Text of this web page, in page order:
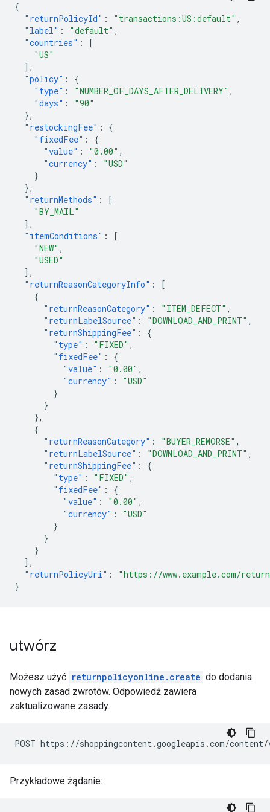
{
"returnPolicyId" : "transactions:US:default" ,
"label" : "default" ,
"countries" :
[
"US"
],
"policy" :
{
"type" : "NUMBER_OF_DAYS_AFTER_DELIVERY" ,
"days" :
"90"
},
"restockingFee" :
{
"fixedFee" :
{
"value" : "0.00" ,
"currency" :
"USD"
}
},
"returnMethods" :
[
"BY_MAIL"
],
"itemConditions" :
[
"NEW" ,
"USED"
],
"returnReasonCategoryInfo" :
[
{
"returnReasonCategory" : "ITEM_DEFECT" ,
"returnLabelSource" : "DOWNLOAD_AND_PRINT" ,
"returnShippingFee" :
{
"type" : "FIXED" ,
"fixedFee" :
{
"value" : "0.00" ,
"currency" :
"USD"
}
}
},
{
"returnReasonCategory" : "BUYER_REMORSE" ,
"returnLabelSource" : "DOWNLOAD_AND_PRINT" ,
"returnShippingFee" :
{
"type" : "FIXED" ,
"fixedFee" :
{
"value" : "0.00" ,
"currency" :
"USD"
}
}
}
],
"returnPolicyUri" :
"https://www.example.com/
}
utwórz
Możesz użyć returnpolicyonline.create do dodania
nowych zasad zwrotów. Odpowiedź zawiera
zaktualizowane zasady.
POST https://shoppingcontent.googleapis.com/
Przykładowe żądanie: